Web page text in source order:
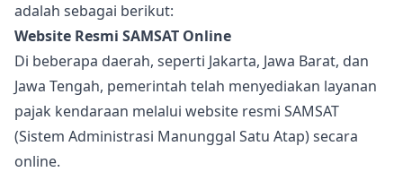
adalah sebagai berikut:
Website Resmi SAMSAT Online
Di beberapa daerah, seperti Jakarta, Jawa Barat, dan
Jawa Tengah, pemerintah telah menyediakan layanan
pajak kendaraan melalui website resmi SAMSAT
(Sistem Administrasi Manunggal Satu Atap) secara
online.